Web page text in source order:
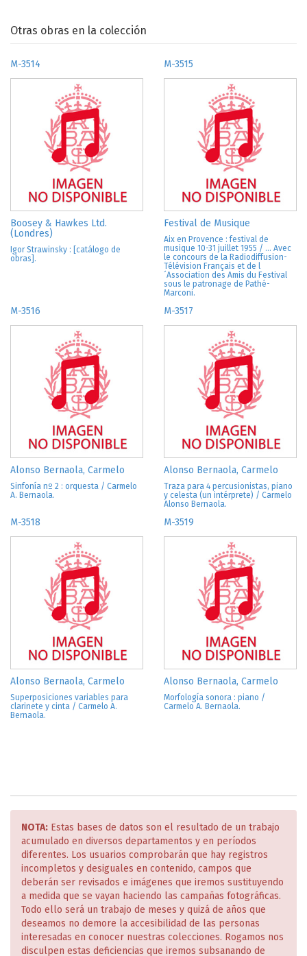
Otras obras en la colección
M-3514
Boosey & Hawkes Ltd.
(Londres)
Igor Strawinsky : [catálogo de
obras].
M-3515
Festival de Musique
Aix en Provence : festival de
musique 10-31 juillet 1955 / ... Avec
le concours de la Radiodiffusion-
Télévision Français et de l
´Association des Amis du Festival
sous le patronage de Pathé-
Marconi.
M-3516
Alonso Bernaola, Carmelo
Sinfonía nº 2 : orquesta / Carmelo
A. Bernaola.
M-3517
Alonso Bernaola, Carmelo
Traza para 4 percusionistas, piano
y celesta (un intérprete) / Carmelo
Alonso Bernaola.
M-3518
Alonso Bernaola, Carmelo
Superposiciones variables para
clarinete y cinta / Carmelo A.
Bernaola.
M-3519
Alonso Bernaola, Carmelo
Morfología sonora : piano /
Carmelo A. Bernaola.
NOTA: Estas bases de datos son el resultado de un trabajo
acumulado en diversos departamentos y en períodos
diferentes. Los usuarios comprobarán que hay registros
incompletos y desiguales en contenido, campos que
deberán ser revisados e imágenes que iremos sustituyendo
a medida que se vayan haciendo las campañas fotográficas.
Todo ello será un trabajo de meses y quizá de años que
deseamos no demore la accesibilidad de las personas
interesadas en conocer nuestras colecciones. Rogamos nos
disculpen estas deficiencias que iremos subsanando de